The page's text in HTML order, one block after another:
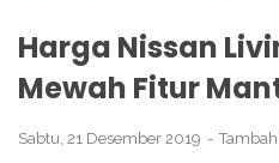
Harga Nissan
Mewah Fitur
Sabtu, 21 Desember 2019